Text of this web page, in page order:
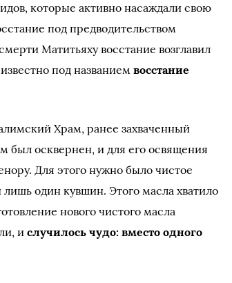
которые активно насаждали свою
под предводительством
Матитьяху восстание возглавил
под названиемвосстание
Храм, ранее захваченный
осквернен, и для его освящения
Для этого нужно было чистое
один кувшин. Этого масла хватило
нового чистого масла
ислучилось чудо: вместо одного